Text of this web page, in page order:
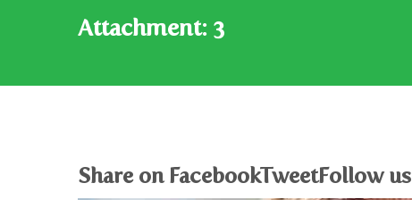
Attachment: 3
Share on FacebookTweetFollow us